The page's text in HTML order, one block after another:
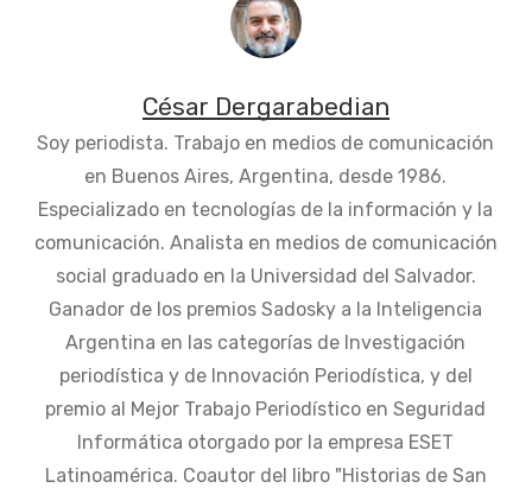
César Dergarabedian
Soy periodista. Trabajo en medios de comunicación
en Buenos Aires, Argentina, desde 1986.
Especializado en tecnologías de la información y la
comunicación. Analista en medios de comunicación
social graduado en la Universidad del Salvador.
Ganador de los premios Sadosky a la Inteligencia
Argentina en las categorías de Investigación
periodística y de Innovación Periodística, y del
premio al Mejor Trabajo Periodístico en Seguridad
Informática otorgado por la empresa ESET
Latinoamérica. Coautor del libro "Historias de San